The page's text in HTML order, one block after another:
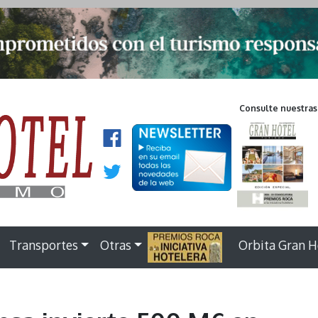
Consulte
Transportes Otras . Orbita Gran